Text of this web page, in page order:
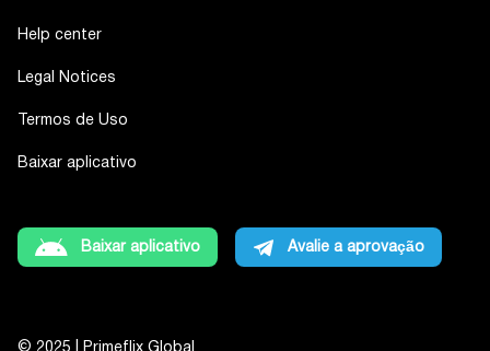
Help center
Legal Notices
Termos de Uso
Baixar aplicativo
Baixar aplicativo Avalie a aprovação